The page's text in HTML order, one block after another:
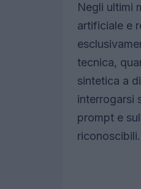
Negli ultimi
artificiale e
tecnica,
sintetica a
interrogarsi
prompt e
riconoscibili.